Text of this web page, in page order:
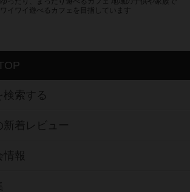
ワイワイ遊べるカフェを目指しています
検索する
新着レビュー
情報